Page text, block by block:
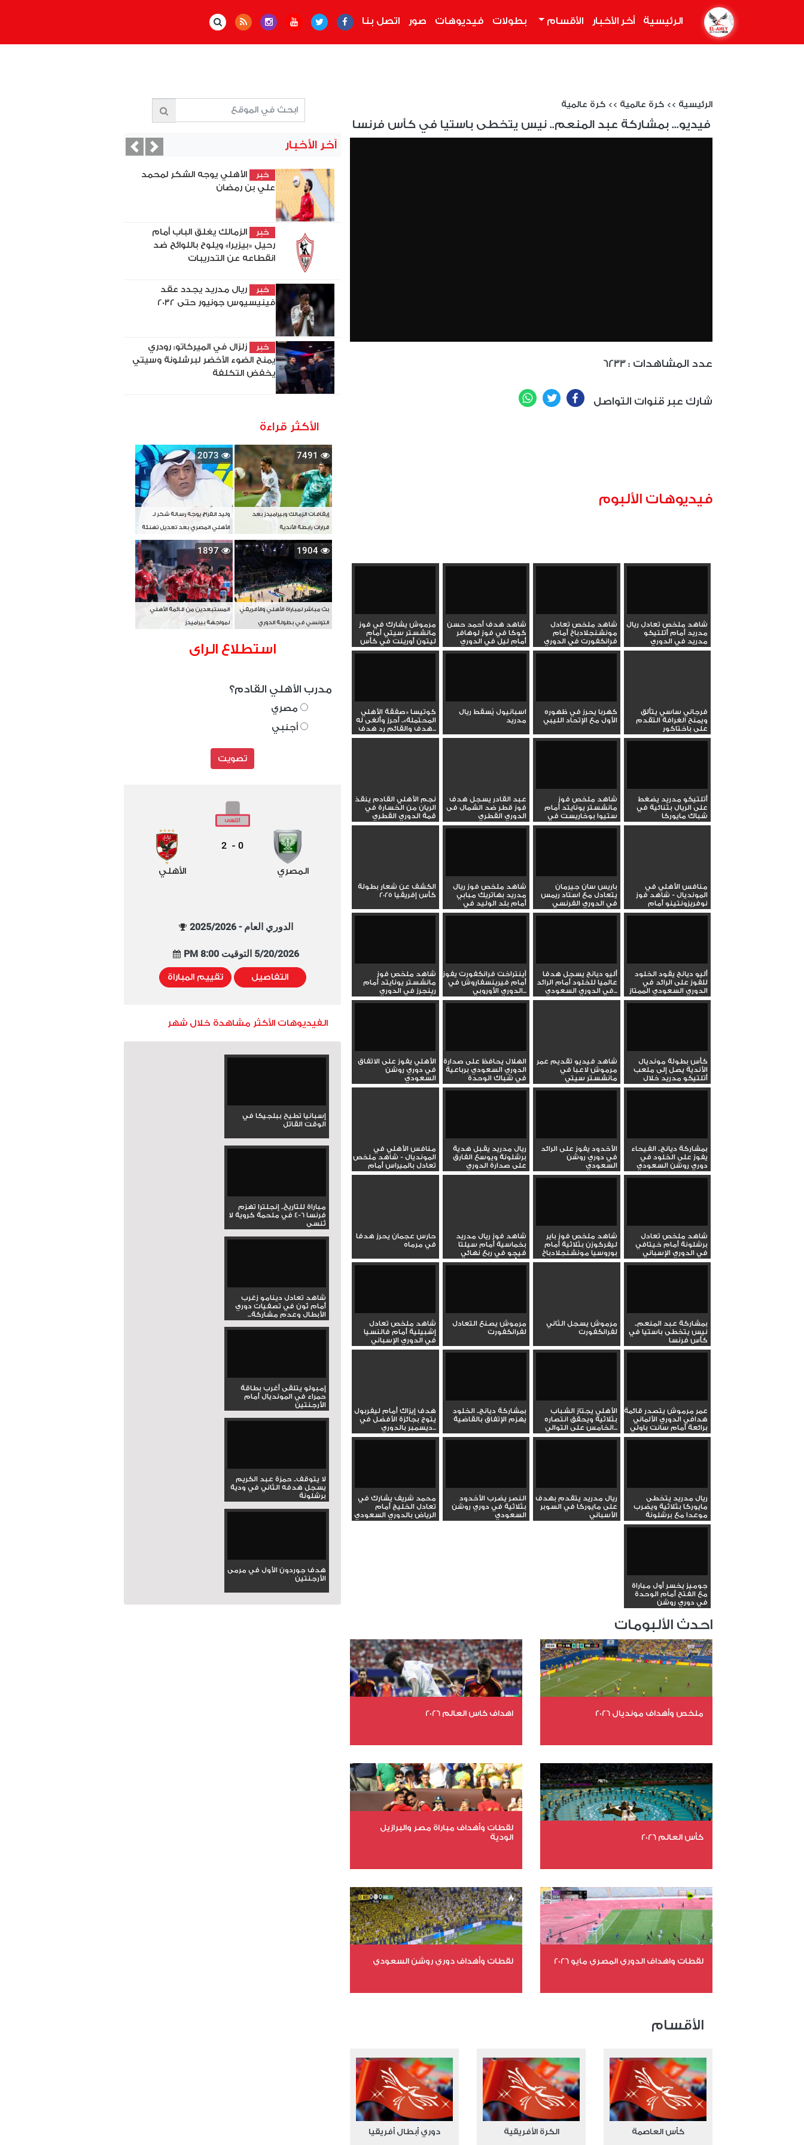
الرئيسية أخر الأخبار الأقسام بطولات فيديوهات صور اتصل بنا
الرئيسية >> كرة عالمية >> كرة عالمية
فيديو... بمشاركة عبد المنعم.. نيس يتخطى باستيا في كأس فرنسا
6233 : عدد المشاهدات
شارك عبر قنوات التواصل Facebook
Twitter
WhatsApp
فيديوهات الألبوم
شاهد ملخص تعادل ريال
مدريد أمام أتلتيكو
مدريد في الدوري
الإسباني...
شاهد ملخص تعادل
مونشنجلادباخ أمام
فرانكفورت في الدوري
الألماني...
شاهد هدف أحمد حسن
كوكا في فوز لوهافر
أمام ليل في الدوري
الفرنسي...
مرموش يشارك في فوز
مانشستر سيتي أمام
ليتون أورينت في كأس
الاتحاد...
فرجاني ساسي يتألق
ويمنح الغرافة التقدم
على باختاكور
كهربا يحرز في ظهوره
الأول مع الإتحاد الليبي
اسبانيول يُسقط ريال
مدريد
كوتيسا «صفقة الأهلي
المحتملة».. أحرز وألغى له
هدف والقائم رد هدف...
أتلتيكو مدريد يضغط
على الريال بثنائية في
شباك مايوركا
شاهد ملخص فوز
مانشستر يونايتد أمام
ستيوا بوخاريست في
الدوري...
عبد القادر يسجل هدف
فوز قطر ضد الشمال فى
الدوري القطري
نجم الأهلي القادم ينقذ
الريان من الخسارة في
قمة الدوري القطري
منافس الأهلي في
المونديال - شاهد فوز
نوفريزونتينو أمام
بالميراس في...
باريس سان جيرمان
يتعادل مع استاد ريمس
في الدوري الفرنسي
الممتاز
شاهد ملخص فوز ريال
مدريد بهاتريك مبابي
أمام بلد الوليد في
الدوري...
الكشف عن شعار بطولة
كأس إفريقيا 2025
أليو ديانج يقود الخلود
للفوز على الرائد في
الدوري السعودي الممتاز
أليو ديانج يسجل هدفا
عالميا للخلود أمام الرائد
في الدوري السعودي...
آينتراخت فرانكفورت يفوز
أمام فيرينسفاروش في
الدوري الأوروبي...
شاهد ملخص فوز
مانشستر يونايتد أمام
رينجرز في الدوري
الأوروبي
كأس بطولة مونديال
الأندية يصل إلى ملعب
أتلتيكو مدريد خلال
جولته...
شاهد فيديو تقديم عمر
مرموش لاعبا في
مانشستر سيتي
الهلال يحافظ على صدارة
الدوري السعودي برباعية
في شباك الوحدة
الأهلي يفوز على الاتفاق
في دوري روشن
السعودي
بمشاركة ديانج.. الفيحاء
يفوز على الخلود في
دوري روشن السعودي
الأخدود يفوز على الرائد
في دوري روشن
السعودي
ريال مدريد يقبل هدية
برشلونة ويوسع الفارق
على صدارة الدوري
منافس الأهلي في
المونديال - شاهد ملخص
تعادل بالميراس أمام
نورويست...
شاهد ملخص تعادل
برشلونة أمام خيتافي
في الدوري الإسباني
الممتاز
شاهد ملخص فوز باير
ليفركوزن بثلاثية أمام
بوروسيا مونشنجلادباخ
في...
شاهد فوز ريال مدريد
بخماسية أمام سيلتا
فيجو في ربع نهائي
كأس ملك...
حارس عجمان يحرز هدفا
في مرماه
بمشاركة عبد المنعم..
نيس يتخطى باستيا في
كأس فرنسا
مرموش يسجل الثاني
لفرانكفورت
مرموش يصنع التعادل
لفرانكفورت
شاهد ملخص تعادل
إشبيلية أمام فالنسيا
في الدوري الإسباني
الممتاز
عمر مرموش يتصدر قائمة
هدافي الدوري الألماني
برائعة أمام سانت باولي
الأهلي يجتاز الشباب
بثلاثية ويحقق انتصاره
الخامس على التوالي...
بمشاركة ديانج.. الخلود
يهزم الإتفاق بالقاضية
هدف إيزاك أمام ليفربول
يتوج بجائزة الأفضل في
ديسمبر بالدوري...
ريال مدريد يتخطى
مايوركا بثلاثية ويضرب
موعدا مع برشلونة
بنهائي...
ريال مدريد يتقدم بهدف
على مايوركا في السوبر
الأسباني
النصر يضرب الأخدود
بثلاثية في دوري روشن
السعودي
محمد شريف يشارك في
تعادل الخليج أمام
الرياض بالدوري السعودي
جوميز يخسر أول مباراة
مع الفتح أمام الوحدة
في دوري روشن
احدث الألبومات
ملخص وأهداف مونديال 2026
عدد المشاهدات 4896
اهداف كاس العالم 2026
عدد المشاهدات 1989
كأس العالم 2026
عدد المشاهدات 10860
لقطات وأهداف مباراة مصر والبرازيل
الودية
عدد المشاهدات 15761
لقطات واهداف الدوري المصري مايو 2026 لقطات وأهداف دوري روشن السعودي
الأقسام
كأس العاصمة الكرة الأفريقية دوري أبطال أفريقيا
آخر الأخبار
خبر
الأهلي يوجه الشكر لمحمد
علي بن رمضان
خبر
الزمالك يغلق الباب أمام
رحيل «بيزيرا» ويلوح باللوائح ضد
انقطاعه عن التدريبات
خبر
ريال مدريد يجدد عقد
فينيسيوس جونيور حتى 2032
خبر
زلزال في الميركاتو: رودري
يمنح الضوء الأخضر لبرشلونة وسيتي
يخفض التكلفة
PreviousNext
الأكثر قراءة
7491
إيقافات الزمالك وبيراميدز بعد
قرارات رابطة الأندية
2073
وليد الفراج يوجه رسالة شكر لـ
الأهلي المصري بعد تعديل تهنئة
بطل آسيا
1904
بث مباشر لمباراة الأهلي والأفريقي
التونسي في بطولة الدوري
1897
المستبعدين من قائمة الأهلي
لمواجهة بيراميدز
استطلاع الراى
مدرب الأهلي القادم؟
مصري
أجنبي
تصويت
المصري
0
-
2
الأهلي
الدوري العام - 2025/2026
5/20/2026 التوقيت 8:00 PM
التفاصيل تقييم المباراة
الفيديوهات الأكثر مشاهدة خلال شهر
إسبانيا تطيح ببلجيكا في
الوقت القاتل
مباراة للتاريخ.. إنجلترا تهزم
فرنسا 6-4 في ملحمة كروية لا
تُنسى
شاهد تعادل دينامو زغرب
أمام ثون في تصفيات دوري
الأبطال وعدم مشاركة...
إمبولو يتلقى أغرب بطاقة
حمراء في المونديال أمام
الأرجنتين
لا يتوقف.. حمزة عبد الكريم
يسجل هدفه الثاني في ودية
برشلونة
هدف جوردون الأول في مرمى
الأرجنتين